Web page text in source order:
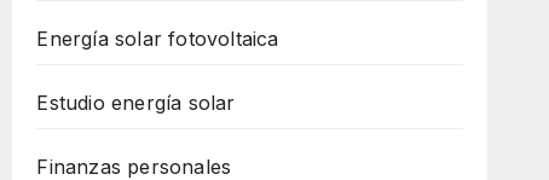
Energía solar fotovoltaica
Estudio energía solar
Finanzas personales